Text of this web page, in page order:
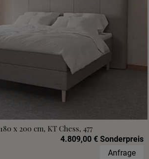
x 200 cm, KT Chess, 477
4.809,00 € Sonderpreis
Anfrage